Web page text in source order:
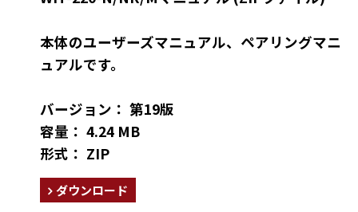
本体のユーザーズマニュアル、ペアリングマニ
ュアルです。
バージョン： 第19版
容量： 4.24 MB
形式： ZIP
ダウンロード